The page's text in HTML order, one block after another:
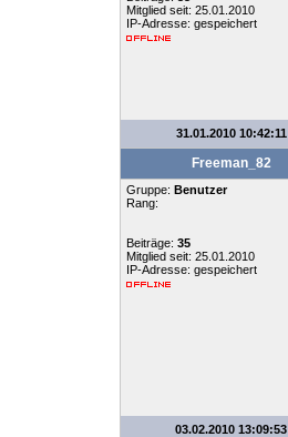
Mitglied seit: 25.01.2010
IP-Adresse: gespeichert
31.01.2010 10:42:11
Freeman_82
Gruppe: Benutzer
Rang:
Beiträge: 35
Mitglied seit: 25.01.2010
IP-Adresse: gespeichert
03.02.2010 13:09:53